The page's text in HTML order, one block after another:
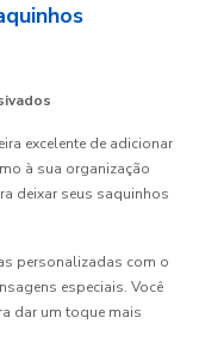
excelente de adicionar
à sua organização
deixar seus saquinhos
personalizadas com o
especiais. Você
dar um toque mais